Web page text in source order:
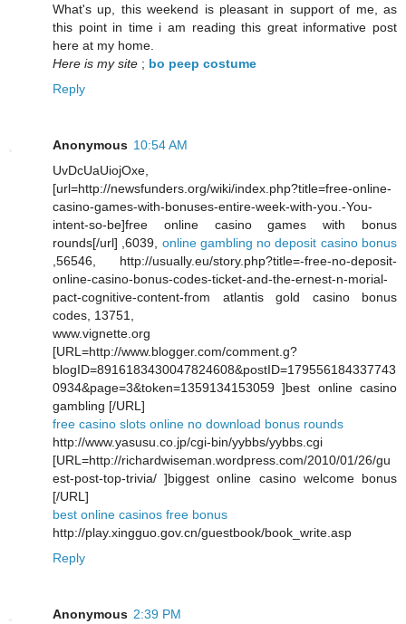
What's up, this weekend is pleasant in support of me, as
this point in time i am reading this great informative post
here at my home.
Here is my site ; bo peep costume
Reply
Anonymous 10:54 AM
UvDcUaUiojOxe,
[url=http://newsfunders.org/wiki/index.php?title=free-online-
casino-games-with-bonuses-entire-week-with-you.-You-
intent-so-be]free online casino games with bonus
rounds[/url] ,6039, online gambling no deposit casino bonus
,56546, http://usually.eu/story.php?title=-free-no-deposit-
online-casino-bonus-codes-ticket-and-the-ernest-n-morial-
pact-cognitive-content-from atlantis gold casino bonus
codes, 13751,
www.vignette.org
[URL=http://www.blogger.com/comment.g?
blogID=8916183430047824608&postID=179556184337743
0934&page=3&token=1359134153059 ]best online casino
gambling [/URL]
free casino slots online no download bonus rounds
http://www.yasusu.co.jp/cgi-bin/yybbs/yybbs.cgi
[URL=http://richardwiseman.wordpress.com/2010/01/26/gu
est-post-top-trivia/ ]biggest online casino welcome bonus
[/URL]
best online casinos free bonus
http://play.xingguo.gov.cn/guestbook/book_write.asp
Reply
Anonymous 2:39 PM